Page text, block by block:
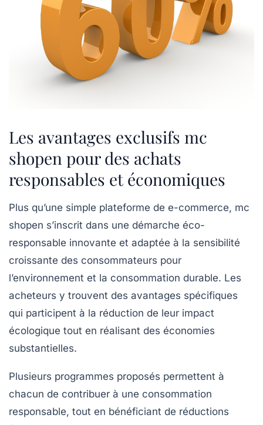
Les avantages exclusifs mc
shopen pour des achats
responsables et économiques
Plus qu’une simple plateforme de e-commerce, mc
shopen s’inscrit dans une démarche éco-
responsable innovante et adaptée à la sensibilité
croissante des consommateurs pour
l’environnement et la consommation durable. Les
acheteurs y trouvent des avantages spécifiques
qui participent à la réduction de leur impact
écologique tout en réalisant des économies
substantielles.
Plusieurs programmes proposés permettent à
chacun de contribuer à une consommation
responsable, tout en bénéficiant de réductions